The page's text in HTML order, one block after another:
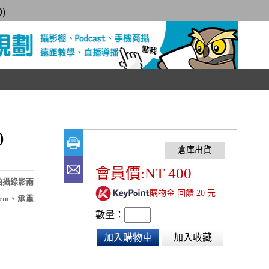
)
攝錄影兩
、承重
會員價:NT 400
購物金 回饋 20 元
數量：
加入購物車 加入收藏